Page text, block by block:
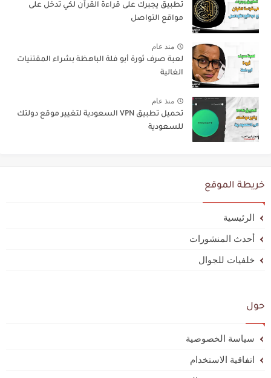
تطبيق يجبرك على قراءة القرآن لكي تدخل على
مواقع التواصل
منذ عام
لعبة صرف ثورة أبو فلة الباهظة بشراء المقتنيات
الغالية
منذ عام
تحميل تطبيق VPN السعودية لتغيير موقع دولتك
للسعودية
خريطة الموقع
الرئيسية
أحدث المنشورات
خلفيات للجوال
حول
سياسة الخصوصية
اتفاقية الاستخدام